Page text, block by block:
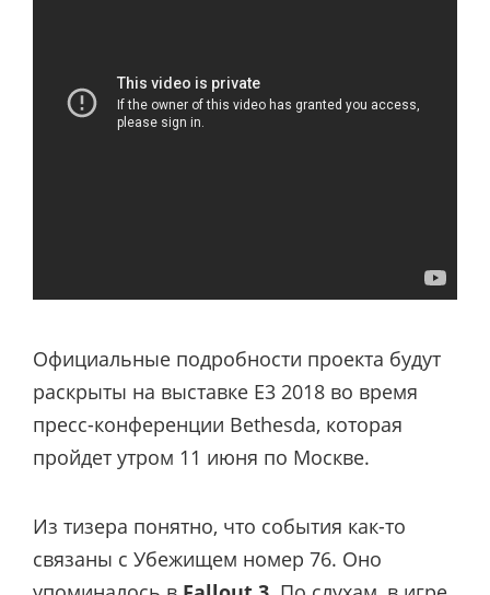
Официальные подробности проекта будут
раскрыты на выставке E3 2018 во время
пресс-конференции Bethesda, которая
пройдет утром 11 июня по Москве.
Из тизера понятно, что события как-то
связаны с Убежищем номер 76. Оно